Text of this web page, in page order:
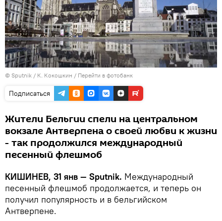
© Sputnik / К. Кокошкин / Перейти в фотобанк
Подписаться
Жители Бельгии спели на центральном
вокзале Антверпена о своей любви к жизни
- так продолжился международный
песенный флешмоб
КИШИНЕВ, 31 янв — Sputnik. Международный
песенный флешмоб продолжается, и теперь он
получил популярность и в бельгийском
Антверпене.